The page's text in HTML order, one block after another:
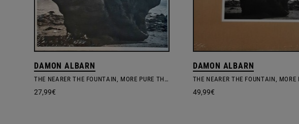
DAMON ALBARN
THE NEARER THE FOUNTAIN, MORE PURE THE STREAM FLOWS
27,99€
DAMON ALBARN
49,99€